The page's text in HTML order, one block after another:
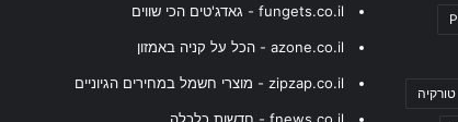
טורקיה
fungets.co.il - גאדג'טים הכי שווים
azone.co.il - הכל על קניה באמזון
zipzap.co.il - מוצרי חשמל במחירים הגיוניים
fnews.co.il - חדשות כלכלה